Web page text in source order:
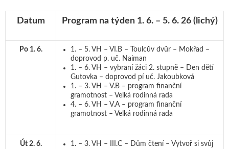
Datum Program na týden 1. 6. – 5. 6. 26 (lichý)
Po 1. 6.
1. – 5. VH – VI.B – Toulcův dvůr – Mokřad –
doprovod p. uč. Naiman
1. – 6. VH – vybraní žáci 2. stupně – Den dětí
Gutovka – doprovod pí uč. Jakoubková
1. – 3. VH – V.B – program finanční
gramotnost – Velká rodinná rada
4. – 6. VH – V.A – program finanční
gramotnost – Velká rodinná rada
Út 2. 6.
1. – 3. VH – III.C – Dům čtení – Vytvoř si svůj